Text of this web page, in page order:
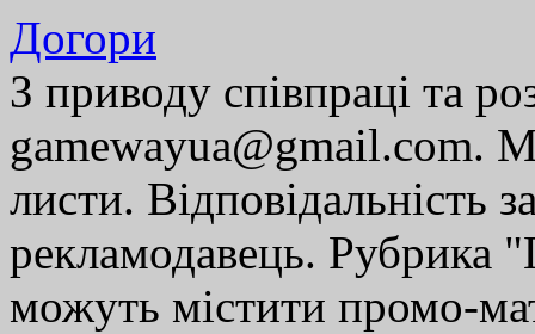
Догори
З приводу співпраці та
gamewayua@gmail.com.
листи. Відповідальність
рекламодавець. Рубрика
можуть містити промо-